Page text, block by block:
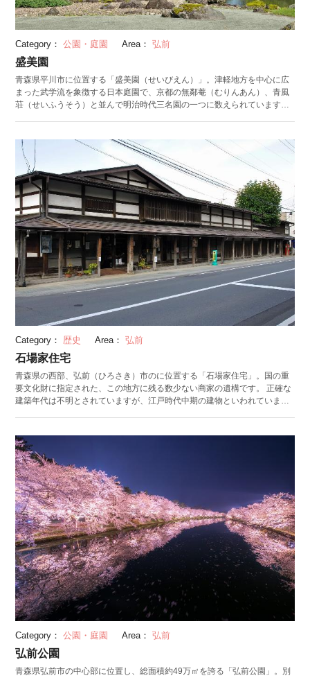
Category： 公園・庭園 Area： 弘前
盛美園
青森県平川市に位置する「盛美園（せいびえん）」。津軽地方を中心に広
まった武学流を象徴する日本庭園で、京都の無鄰菴（むりんあん）、青風
荘（せいふうそう）と並んで明治時代三名園の一つに数えられています。
「行」は松やカエデが趣ある雰囲気を作り出しています。また、四季折々
の景観が楽しめるのも見どころの一つです。
Category： 歴史 Area： 弘前
石場家住宅
青森県の西部、弘前（ひろさき）市のに位置する「石場家住宅」。国の重
要文化財に指定された、この地方に残る数少ない商家の遺構です。 正確な
建築年代は不明とされていますが、江戸時代中期の建物といわれていま
ていました。 石場家住宅は現在でも住宅として使用されていますが、一部
が一般公開されています。内部はほぼ当時の状態が保たれており、雪国特
有のこみせや味わいある居間の囲炉裏や柱が残っています。また、住宅は
酒屋としても使用されており、津軽の地酒などが購入することができま
す。
Category： 公園・庭園 Area： 弘前
弘前公園
青森県弘前市の中心部に位置し、総面積約49万㎡を誇る「弘前公園」。別